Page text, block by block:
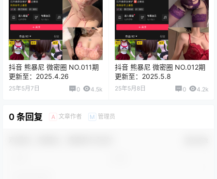
抖音 熊暴尼 微密圈 NO.011期
更新至：2025.4.26
25年5月7日 0 4.5k
抖音 熊暴尼 微密圈 NO.012期
更新至：2025.5.8
25年5月8日 0 4.2k
0 条回复 A 文章作者 M 管理员